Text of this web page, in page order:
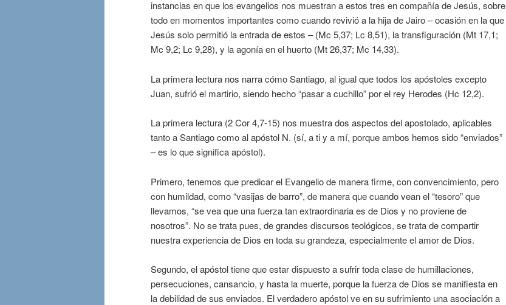
instancias en que los evangelios nos muestran a estos tres en compañía de Jesús, sobre
todo en momentos importantes como cuando revivió a la hija de Jairo – ocasión en la que
Jesús solo permitió la entrada de estos – (Mc 5,37; Lc 8,51), la transfiguración (Mt 17,1;
Mc 9,2; Lc 9,28), y la agonía en el huerto (Mt 26,37; Mc 14,33).
La primera lectura nos narra cómo Santiago, al igual que todos los apóstoles excepto
Juan, sufrió el martirio, siendo hecho “pasar a cuchillo” por el rey Herodes (Hc 12,2).
La primera lectura (2 Cor 4,7-15) nos muestra dos aspectos del apostolado, aplicables
tanto a Santiago como al apóstol N. (sí, a ti y a mí, porque ambos hemos sido “enviados”
– es lo que significa apóstol).
Primero, tenemos que predicar el Evangelio de manera firme, con convencimiento, pero
con humildad, como “vasijas de barro”, de manera que cuando vean el “tesoro” que
llevamos, “se vea que una fuerza tan extraordinaria es de Dios y no proviene de
nosotros”. No se trata pues, de grandes discursos teológicos, se trata de compartir
nuestra experiencia de Dios en toda su grandeza, especialmente el amor de Dios.
Segundo, el apóstol tiene que estar dispuesto a sufrir toda clase de humillaciones,
persecuciones, cansancio, y hasta la muerte, porque la fuerza de Dios se manifiesta en
la debilidad de sus enviados. El verdadero apóstol ve en su sufrimiento una asociación a